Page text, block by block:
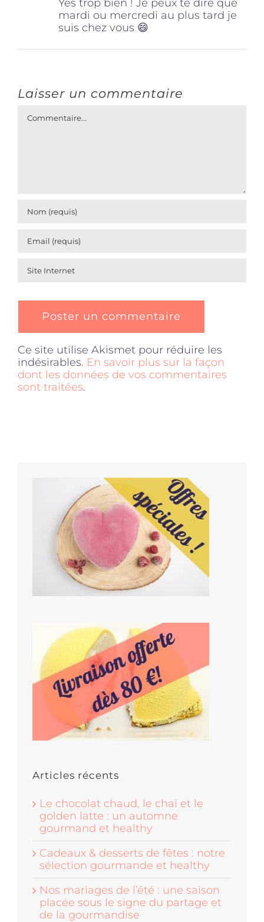
Yes trop bien ! Je peux te dire que
mardi ou mercredi au plus tard je
suis chez vous 😄
Laisser un commentaire
Ce site utilise Akismet pour réduire les
indésirables. En savoir plus sur la façon
dont les données de vos commentaires
sont traitées.
Articles récents
Le chocolat chaud, le chaï et le
golden latte : un automne
gourmand et healthy
Cadeaux & desserts de fêtes : notre
sélection gourmande et healthy
Nos mariages de l’été : une saison
placée sous le signe du partage et
de la gourmandise